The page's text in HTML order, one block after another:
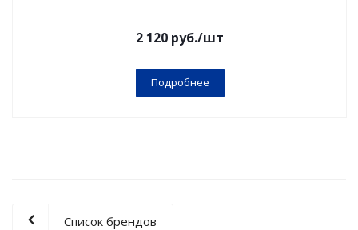
2 120 руб./шт
Подробнее
Список брендов